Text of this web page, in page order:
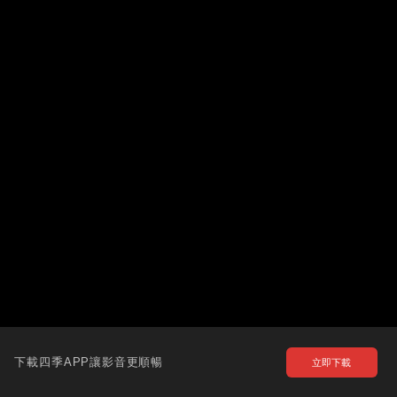
下載四季APP讓影音更順暢 立即下載